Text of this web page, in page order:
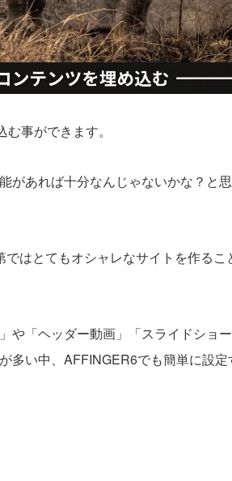
事ができます。
があれば十分なんじゃないかな？と
はとてもオシャレなサイトを作るこ
や「ヘッダー動画」「スライドショ
多い中、AFFINGER6でも簡単に設定